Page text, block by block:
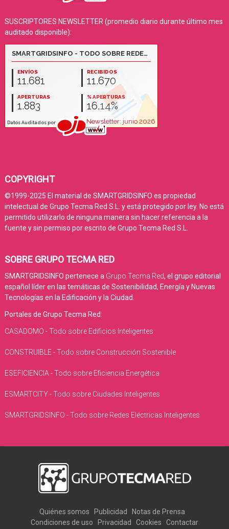
SUSCRIPTORES NEWSLETTER (promedio diario durante último mes
auditado disponible):
COPYRIGHT
©1999-2025 El material de SMARTGRIDSINFO es propiedad
intelectual de Grupo Tecma Red S.L. y está protegido por ley. No está
permitido utilizarlo de ninguna manera sin hacer referencia a la
fuente y sin permiso por escrito de Grupo Tecma Red S.L.
SOBRE GRUPO TECMA RED
SMARTGRIDSINFO pertenece a Grupo Tecma Red, el grupo editorial
español líder en las temáticas de Sostenibilidad, Energía y Nuevas
Tecnologías en la Edificación y la Ciudad.
Portales de Grupo Tecma Red:
CASADOMO - Todo sobre Edificios Inteligentes
CONSTRUIBLE - Todo sobre Construcción Sostenible
ESEFICIENCIA - Todo sobre Eficiencia Energética
ESMARTCITY - Todo sobre Ciudades Inteligentes
SMARTGRIDSINFO - Todo sobre Redes Eléctricas Inteligentes
Quiénes somos Publicidad
Notas de Prensa
Condiciones de uso
Privacidad Cookies Contactar